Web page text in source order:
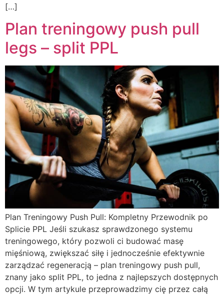
[…]
Plan treningowy push pull
legs – split PPL
Plan Treningowy Push Pull: Kompletny Przewodnik po
Splicie PPL Jeśli szukasz sprawdzonego systemu
treningowego, który pozwoli ci budować masę
mięśniową, zwiększać siłę i jednocześnie efektywnie
zarządzać regeneracją – plan treningowy push pull,
znany jako split PPL, to jedna z najlepszych dostępnych
opcji. W tym artykule przeprowadzimy cię przez całą